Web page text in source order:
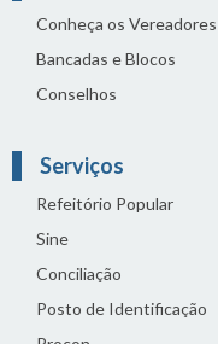
Conheça os Vereadores
Bancadas e Blocos
Conselhos
Serviços
Refeitório Popular
Sine
Conciliação
Posto de Identificação